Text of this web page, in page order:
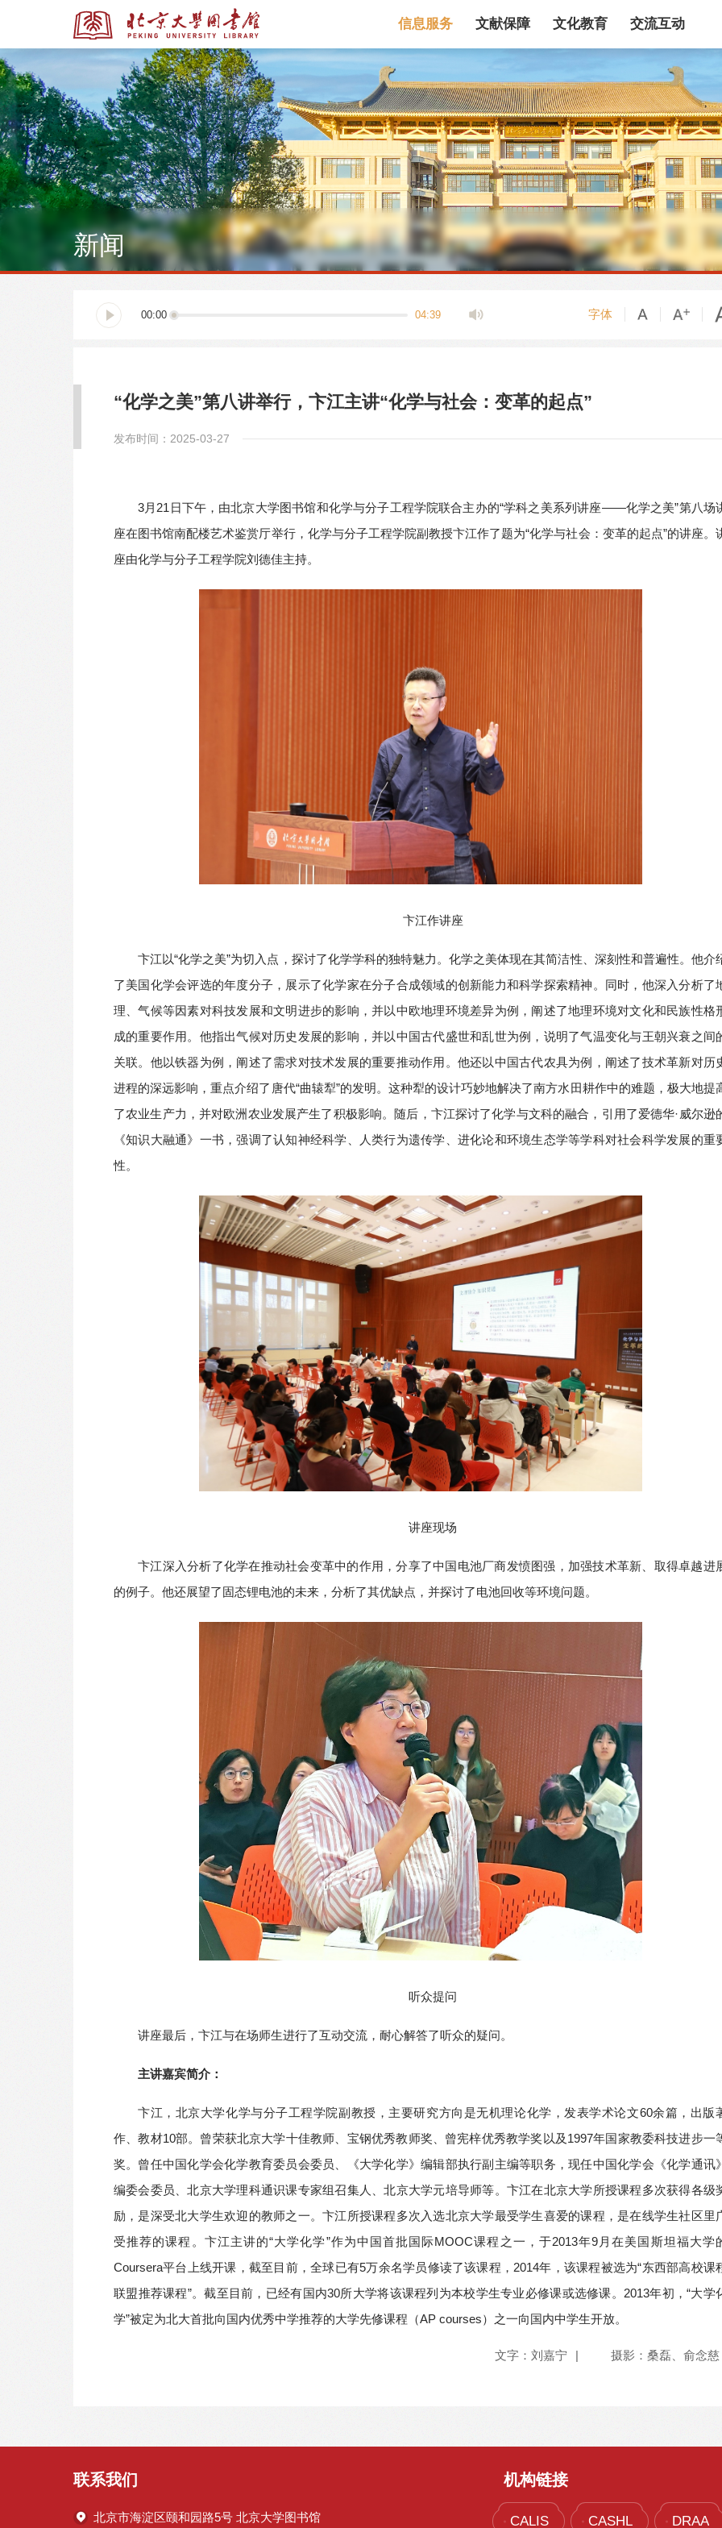
全部资源
全部资源 馆藏目录 论文、书、报告 数据库 电子图书和电子
多媒体资源 机构知识库 馆际互借 新书通报 专利数据
信息服务 文献保障 文化教育 交流互动
新闻
00:00 04:39 字体
“化学之美”第八讲举行，卞江主讲“化学与社会：变革的起点”
发布时间：2025-03-27
3月21日下午，由北京大学图书馆和化学与分子工程学院联合主办的“学科之美系列讲座——化学之美”第八场
座在图书馆南配楼艺术鉴赏厅举行，化学与分子工程学院副教授卞江作了题为“化学与社会：变革的起点”的讲座。
座由化学与分子工程学院刘德佳主持。
卞江作讲座
卞江以“化学之美”为切入点，探讨了化学学科的独特魅力。化学之美体现在其简洁性、深刻性和普遍性。他介
了美国化学会评选的年度分子，展示了化学家在分子合成领域的创新能力和科学探索精神。同时，他深入分析了
理、气候等因素对科技发展和文明进步的影响，并以中欧地理环境差异为例，阐述了地理环境对文化和民族性格
成的重要作用。他指出气候对历史发展的影响，并以中国古代盛世和乱世为例，说明了气温变化与王朝兴衰之间
关联。他以铁器为例，阐述了需求对技术发展的重要推动作用。他还以中国古代农具为例，阐述了技术革新对历
进程的深远影响，重点介绍了唐代“曲辕犁”的发明。这种犁的设计巧妙地解决了南方水田耕作中的难题，极大地提
了农业生产力，并对欧洲农业发展产生了积极影响。随后，卞江探讨了化学与文科的融合，引用了爱德华·威尔逊
《知识大融通》一书，强调了认知神经科学、人类行为遗传学、进化论和环境生态学等学科对社会科学发展的重
性。
讲座现场
卞江深入分析了化学在推动社会变革中的作用，分享了中国电池厂商发愤图强，加强技术革新、取得卓越进
的例子。他还展望了固态锂电池的未来，分析了其优缺点，并探讨了电池回收等环境问题。
听众提问
讲座最后，卞江与在场师生进行了互动交流，耐心解答了听众的疑问。
主讲嘉宾简介：
卞江，北京大学化学与分子工程学院副教授，主要研究方向是无机理论化学，发表学术论文60余篇，出版
作、教材10部。曾荣获北京大学十佳教师、宝钢优秀教师奖、曾宪梓优秀教学奖以及1997年国家教委科技进步一
奖。曾任中国化学会化学教育委员会委员、《大学化学》编辑部执行副主编等职务，现任中国化学会《化学通讯
编委会委员、北京大学理科通识课专家组召集人、北京大学元培导师等。卞江在北京大学所授课程多次获得各级
励，是深受北大学生欢迎的教师之一。卞江 所授课程多次入选北京大学最受学生喜爱的课程，是在线学生社区里
受推荐的课程。卞江主讲的“大学化学”作为中国首批国际MOOC课程之一，于2013年9月在美国斯坦福大学
Coursera平台上线开课，截至目前，全球已有5万余名学员修读了该课程，2014年，该课程被选为“东西部高校课
联盟推荐课程”。截至目前，已经有国内30所大学将该课程列为本校学生专业必修课或选修课。2013年初，“大学
学”被定为北大首批向国内优秀中学推荐的大学先修课程（AP courses）之一向国内中学生开放。
文字：刘嘉宁 | 摄影：桑磊、俞念慈
联系我们
北京市海淀区颐和园路5号 北京大学图书馆
机构链接
CALIS CASHL DRAA